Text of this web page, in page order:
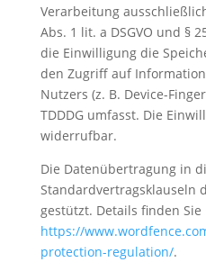
Verarbeitung
Abs. 1 lit. a DSGVO und §
die Einwilligung die
den Zugriff auf
Nutzers (z. B. Device-
TDDDG umfasst. Die
widerrufbar.
Die Datenübertragung in
Standardvertragsklauseln
gestützt. Details finden Sie
https://
protection-regulation/.